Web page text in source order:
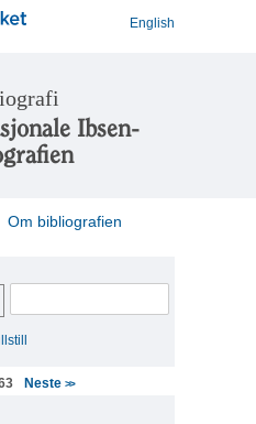
English
Ibsen-
Om bibliografien
Neste>>